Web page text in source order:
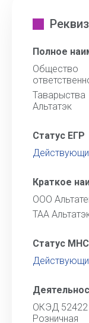
Полное
Альтатэк
Статус ЕГР
Краткое
ООО
ТАА
Статус МНС
ОКЭД 52422